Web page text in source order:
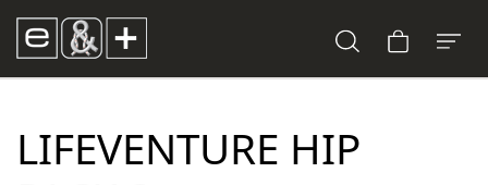
LIFEVENTURE HIP